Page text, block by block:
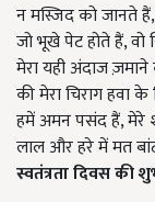
न मस्जिद को जानते
जो भूखे पेट होते हैं, वो
मेरा यही अंदाज
की मेरा चिराग हवा
हमें अमन पसंद हैं, मेरे
लाल और हरे में मत
स्वतंत्रता दिवस की